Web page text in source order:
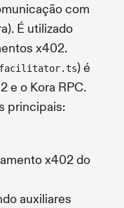
com
É utilizado
x402.
) é
e o Kora RPC.
principais:
x402 do
auxiliares